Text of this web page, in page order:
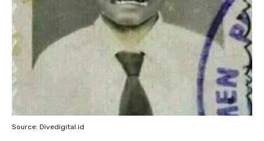
Source: Divedigital.id